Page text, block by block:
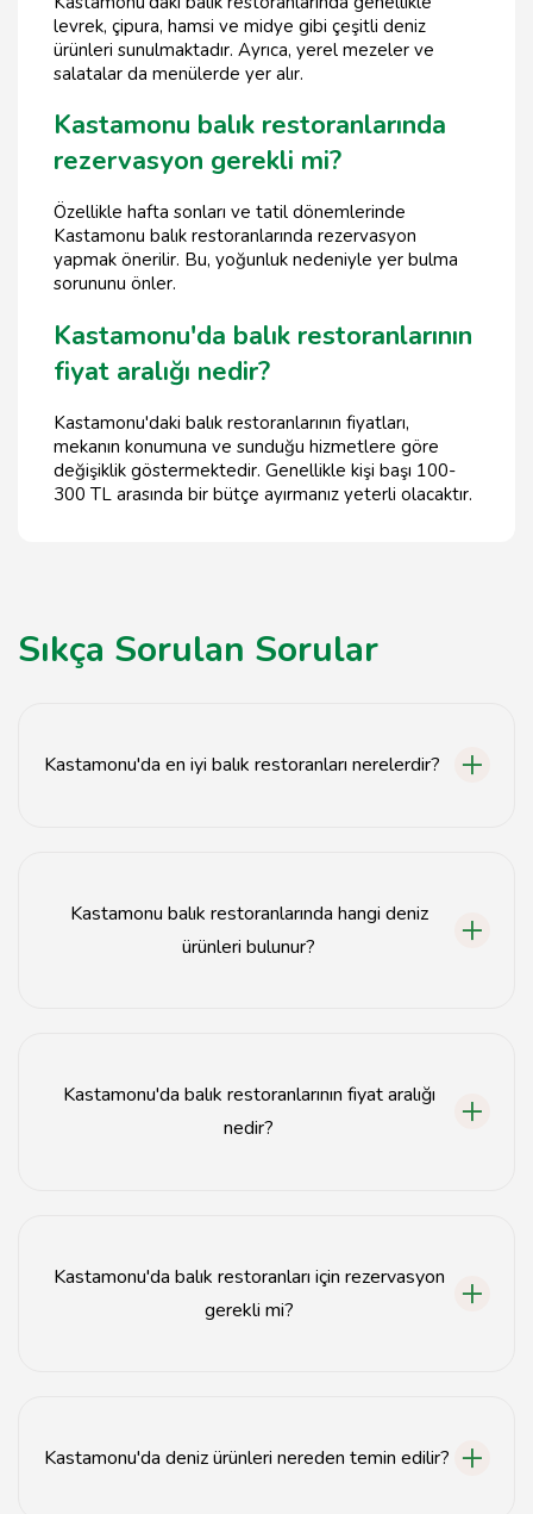
levrek, çipura, hamsi ve midye gibi çeşitli deniz
ürünleri sunulmaktadır. Ayrıca, yerel mezeler ve
salatalar da menülerde yer alır.
Kastamonu balık restoranlarında
rezervasyon gerekli mi?
Özellikle hafta sonları ve tatil dönemlerinde
Kastamonu balık restoranlarında rezervasyon
yapmak önerilir. Bu, yoğunluk nedeniyle yer bulma
sorununu önler.
Kastamonu'da balık restoranlarının
fiyat aralığı nedir?
Kastamonu'daki balık restoranlarının fiyatları,
mekanın konumuna ve sunduğu hizmetlere göre
değişiklik göstermektedir. Genellikle kişi başı 100-
300 TL arasında bir bütçe ayırmanız yeterli olacaktır.
Sıkça Sorulan Sorular
Kastamonu'da en iyi balık restoranları nerelerdir?
Kastamonu balık restoranlarında hangi deniz
ürünleri bulunur?
Kastamonu'da balık restoranlarının fiyat aralığı
nedir?
Kastamonu'da balık restoranları için rezervasyon
gerekli mi?
Kastamonu'da deniz ürünleri nereden temin edilir?